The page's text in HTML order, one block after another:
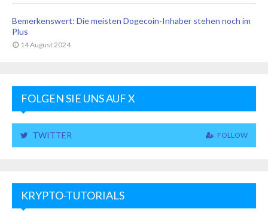
Bemerkenswert: Die meisten Dogecoin-Inhaber stehen noch im
Plus
14 August 2024
FOLGEN SIE UNS AUF X
TWITTER FOLLOW
KRYPTO-TUTORIALS